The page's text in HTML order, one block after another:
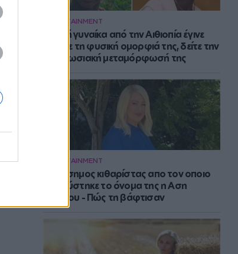
ENTERTAINMENT
Νεαρή γυναίκα από την Αιθιοπία έγινε
viral με τη φυσική ομορφιά της, δείτε την
εντυπωσιακή μεταμόρφωσή της
ENTERTAINMENT
Ο διάσημος κιθαρίστας απο τον οποιο
εμπνεύστηκε το όνομα της η Αση
Μπήλιου - Πώς τη βάφτισαν